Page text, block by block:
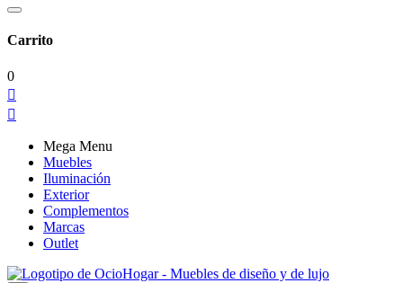
Carrito
0


Mega Menu
Muebles
Iluminación
Exterior
Complementos
Marcas
Outlet